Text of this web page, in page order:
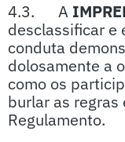
4.3. A
desclassificar e
conduta
dolosamente a
como os
burlar as
Regulamento.